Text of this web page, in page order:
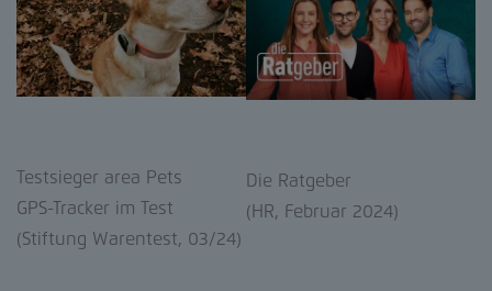
Testsieger area Pets
GPS-Tracker im Test
(Stiftung Warentest, 03/24)
Die Ratgeber
(HR, Februar 2024)